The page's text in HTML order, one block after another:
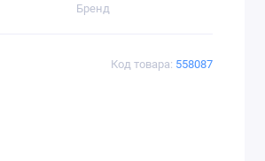
Код товара: 558087
Бренд